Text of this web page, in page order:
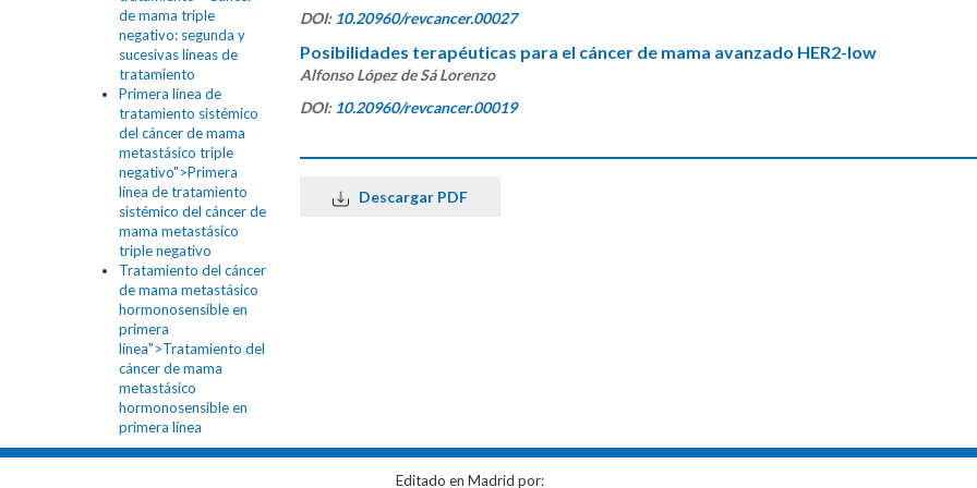
de mama triple
negativo: segunda y
sucesivas líneas de
tratamiento
Primera línea de
tratamiento sistémico
del cáncer de mama
metastásico triple
negativo">Primera
línea de tratamiento
sistémico del cáncer de
mama metastásico
triple negativo
Tratamiento del cáncer
de mama metastásico
hormonosensible en
primera
línea">Tratamiento del
cáncer de mama
metastásico
hormonosensible en
primera línea
DOI: 10.20960/revcancer.00027
Posibilidades terapéuticas para el cáncer de mama avanzado HER2-low
Alfonso López de Sá Lorenzo
DOI: 10.20960/revcancer.00019
Descargar PDF
Editado en Madrid por: